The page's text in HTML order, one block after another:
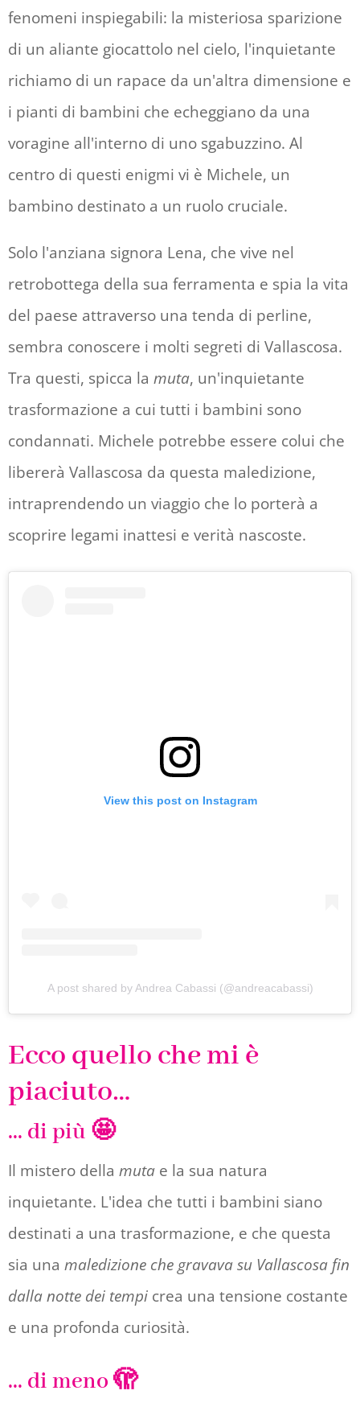
fenomeni inspiegabili: la misteriosa sparizione
di un aliante giocattolo nel cielo, l'inquietante
richiamo di un rapace da un'altra dimensione e
i pianti di bambini che echeggiano da una
voragine all'interno di uno sgabuzzino. Al
centro di questi enigmi vi è Michele, un
bambino destinato a un ruolo cruciale.
Solo l'anziana signora Lena, che vive nel
retrobottega della sua ferramenta e spia la vita
del paese attraverso una tenda di perline,
sembra conoscere i molti segreti di Vallascosa.
Tra questi, spicca la muta, un'inquietante
trasformazione a cui tutti i bambini sono
condannati. Michele potrebbe essere colui che
libererà Vallascosa da questa maledizione,
intraprendendo un viaggio che lo porterà a
scoprire legami inattesi e verità nascoste.
View this post on Instagram
A post shared by Andrea Cabassi (@andreacabassi)
Ecco quello che mi è
piaciuto…
... di più 🤩
Il mistero della muta e la sua natura
inquietante. L'idea che tutti i bambini siano
destinati a una trasformazione, e che questa
sia una maledizione che gravava su Vallascosa fin
dalla notte dei tempi crea una tensione costante
e una profonda curiosità.
... di meno 🫣